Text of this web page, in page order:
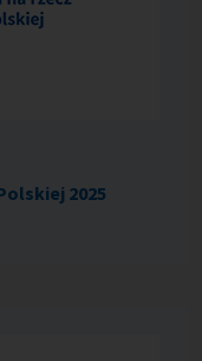
2025